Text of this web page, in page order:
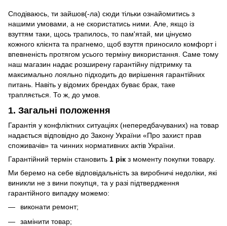
Сподіваюсь, ти зайшов(-ла) сюди тільки ознайомитись з
нашими умовами, а не скористатись ними. Але, якщо із
взуттям таки, щось трапилось, то пам'ятай, ми цінуємо
кожного клієнта та прагнемо, щоб взуття приносило комфорт і
впевненість протягом усього терміну використання. Саме тому
наш магазин надає розширену гарантійну підтримку та
максимально лояльно підходить до вирішення гарантійних
питань. Навіть у відомих брендах буває брак, таке
трапляється. То ж, до умов.
1. Загальні положення
Гарантія у конфліктних ситуаціях (непередбачуваних) на товар
надається відповідно до Закону України «Про захист прав
споживачів» та чинних нормативних актів України.
Гарантійний термін становить 1 рік з моменту покупки товару.
Ми беремо на себе відповідальність за виробничі недоліки, які
виникли не з вини покупця, та у разі підтвердження
гарантійного випадку можемо:
виконати ремонт;
замінити товар;